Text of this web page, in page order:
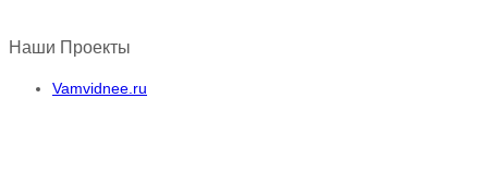
Наши Проекты
Vamvidnee.ru